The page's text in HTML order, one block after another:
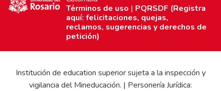
Términos de uso | PQRSDF (Registra
aquí: felicitaciones, quejas,
reclamos, sugerencias y derechos de
petición)
Institución de education superior sujeta a la inspección y
vigilancia del Mineducación. | Personería Jurídica: